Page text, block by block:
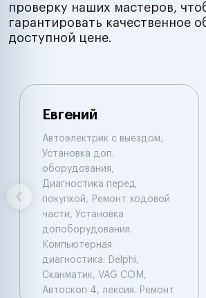
проверку наших мастеров,
гарантировать качественное
доступной цене.
Евгений
Автоэлектрик с выездом,
Установка доп.
оборудования,
Диагностика перед
покупкой, Ремонт ходовой
части, Установка
допоборудования.
Компьютерная
диагностика: Delphi,
Сканматик, VAG COM,
Автоскоп 4, лексия. Ремонт